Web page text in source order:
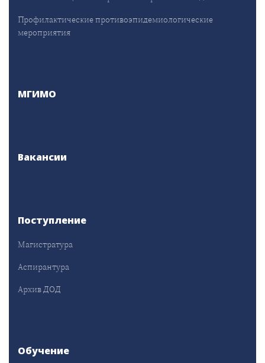
Профилактические противоэпидемиологические
мероприятия
МГИМО
Вакансии
Поступление
Магистратура
Аспирантура
Архив ДОД
Обучение